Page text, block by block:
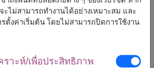
฿9,999
ง ฟรีการ์ดเขียนข้อความ
ไม่สามารถทำงานได้อย่างเหมาะสม และ
ตั้งค่าเริ่มต้น โดยไม่สามารถปิดการใช้งาน
ราะห์/เพื่อประสิทธิภาพ